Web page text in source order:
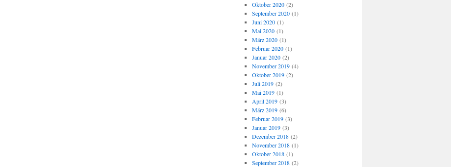
Oktober 2020(2)
September 2020(1)
Juni 2020(1)
Mai 2020(1)
März 2020(1)
Februar 2020(1)
Januar 2020(2)
November 2019(4)
Oktober 2019(2)
Juli 2019(2)
Mai 2019(1)
April 2019(3)
März 2019(6)
Februar 2019(3)
Januar 2019(3)
Dezember 2018(2)
November 2018(1)
Oktober 2018(1)
September 2018(2)